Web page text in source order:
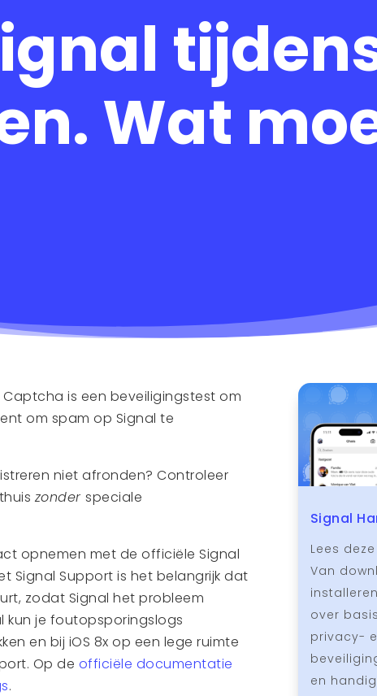
Wat
is een beveiligingstest om
om spam op Signal te
niet afronden? Controleer
zonder speciale
opnemen met de officiële Signal
Signal Support is het belangrijk dat
zodat Signal het probleem
kun je foutopsporingslogs
en bij iOS 8x op een lege ruimte
Op de officiële documentatie
.
Signal
Lees
Van
over
privacy-
en